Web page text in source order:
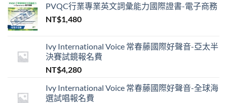
PVQC行業專業英文詞彙能力國際證書-電子商務
NT$1,480
Ivy International Voice 常春藤國際好聲音-亞太半
決賽試鏡報名費
NT$4,280
Ivy International Voice 常春藤國際好聲音-全球海
選試唱報名費